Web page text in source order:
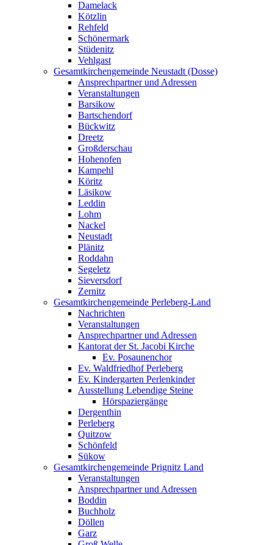
Damelack
Kötzlin
Rehfeld
Schönermark
Stüdenitz
Vehlgast
Gesamtkirchengemeinde Neustadt (Dosse)
Ansprechpartner und Adressen
Veranstaltungen
Barsikow
Bartschendorf
Bückwitz
Dreetz
Großderschau
Hohenofen
Kampehl
Köritz
Läsikow
Leddin
Lohm
Nackel
Neustadt
Plänitz
Roddahn
Segeletz
Sieversdorf
Zernitz
Gesamtkirchengemeinde Perleberg-Land
Nachrichten
Veranstaltungen
Ansprechpartner und Adressen
Kantorat der St. Jacobi Kirche
Ev. Posaunenchor
Ev. Waldfriedhof Perleberg
Ev. Kindergarten Perlenkinder
Ausstellung Lebendige Steine
Hörspaziergänge
Dergenthin
Perleberg
Quitzow
Schönfeld
Sükow
Gesamtkirchengemeinde Prignitz Land
Veranstaltungen
Ansprechpartner und Adressen
Boddin
Buchholz
Döllen
Garz